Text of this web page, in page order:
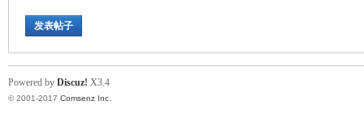
发表帖子
Powered by Discuz! X3.4
© 2001-2017 Comsenz Inc.